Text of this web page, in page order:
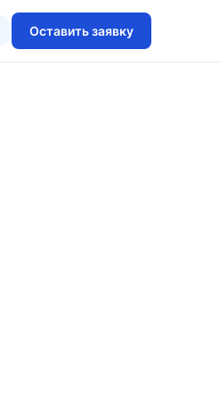
Оставить заявку